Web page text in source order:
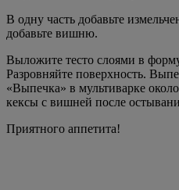
В одну часть добавьте
добавьте вишню.
Выложите тесто слоями в
Разровняйте поверхность.
«Выпечка» в мультиварке
кексы с вишней после
Приятного аппетита!